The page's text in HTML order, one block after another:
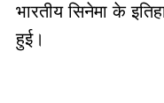
भारतीय सिनेमा के
हुई।